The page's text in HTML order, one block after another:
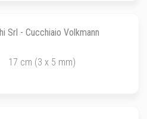
Srl - Cucchiaio Volkmann
17 cm (3 x 5 mm)